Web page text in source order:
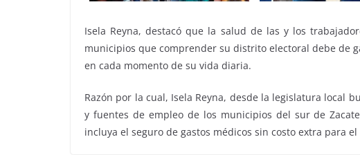
Isela Reyna, destacó que la salud de las y los
municipios que comprender su distrito electoral debe de
en cada momento de su vida diaria.
Razón por la cual, Isela Reyna, desde la legislatura local
y fuentes de empleo de los municipios del sur de
incluya el seguro de gastos médicos sin costo extra para